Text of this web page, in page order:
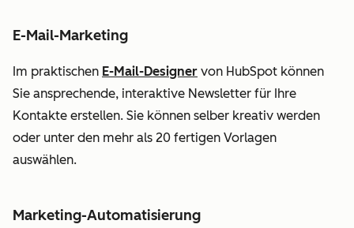
E-Mail-Marketing
Im praktischen E-Mail-Designer von HubSpot können
Sie ansprechende, interaktive Newsletter für Ihre
Kontakte erstellen. Sie können selber kreativ werden
oder unter den mehr als 20 fertigen Vorlagen
auswählen.
Marketing-Automatisierung